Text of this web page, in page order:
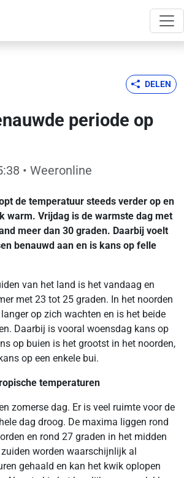
DELEN
periode op
• Weeronline
de temperatuur steeds verder op en
warm. Vrijdag is de warmste dag met
meer dan 30 graden. Daarbij voelt
benauwd aan en is kans op felle
van het land is het vandaag en
met 23 tot 25 graden. In het noorden
op zich wachten en is het beide
Daarbij is vooral woensdag kans op
op buien is het grootst in het noorden,
op een enkele bui.
temperaturen
zomerse dag. Er is veel ruimte voor de
dag droog. De maxima liggen rond
en rond 27 graden in het midden
worden waarschijnlijk al
gehaald en kan het kwik oplopen